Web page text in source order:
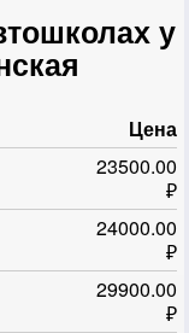
у
Цена
23500.00
₽
24000.00
₽
29900.00
₽